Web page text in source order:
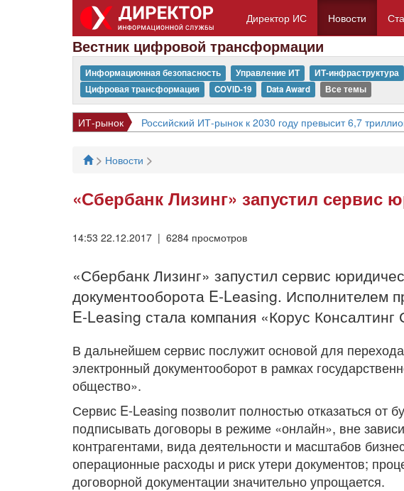
Директор ИС Новости
Вестник цифровой трансформации
Информационная безопасность Управление ИТ ИТ-инфраструктура
Цифровая трансформация
COVID-19 Data Award Все темы
ИТ-рынок Российский ИТ-рынок к 2030 году превысит 6,7
> Новости >
«Сбербанк Лизинг» запустил сервис
14:53 22.12.2017 | 6284 просмотров
«Сбербанк Лизинг» запустил сервис
документооборота E-Leasing. Исполнителем
E-Leasing стала компания «Корус Консалтинг
В дальнейшем сервис послужит основой для
электронный документооборот в рамках
общество».
Сервис E-Leasing позволит полностью отказаться от
подписывать договоры в режиме «онлайн», вне
контрагентами, вида деятельности и масштабов
операционные расходы и риск утери документов;
договорной документации значительно упрощается.